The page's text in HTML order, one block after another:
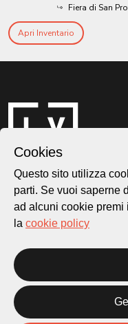
Fiera di San
Apri Inventario
Cookies
Questo sito utilizza
parti. Se vuoi saperne
ad alcuni cookie premi
la cookie policy